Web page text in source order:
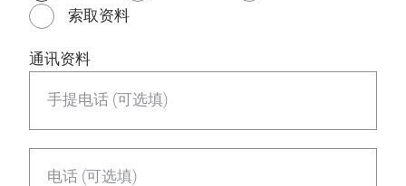
索取资料
通讯资料
手提电话 (可选填)
电话 (可选填)